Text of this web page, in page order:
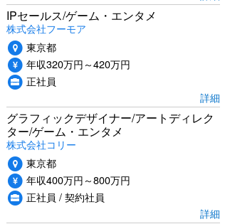
IPセールス/ゲーム・エンタメ
株式会社フーモア
東京都
年収320万円～420万円
正社員
詳細
グラフィックデザイナー/アートディレク
ター/ゲーム・エンタメ
株式会社コリー
東京都
年収400万円～800万円
正社員 / 契約社員
詳細